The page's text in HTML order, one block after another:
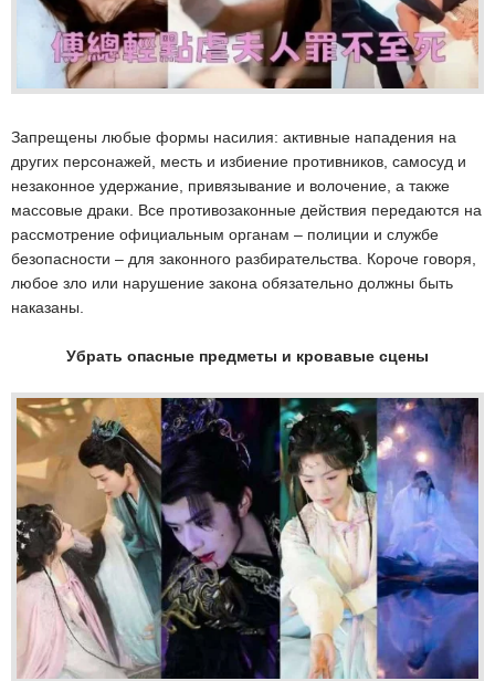
Запрещены любые формы насилия: активные нападения на
других персонажей, месть и избиение противников, самосуд и
незаконное удержание, привязывание и волочение, а также
массовые драки. Все противозаконные действия передаются на
рассмотрение официальным органам – полиции и службе
безопасности – для законного разбирательства. Короче говоря,
любое зло или нарушение закона обязательно должны быть
наказаны.
Убрать опасные предметы и кровавые сцены